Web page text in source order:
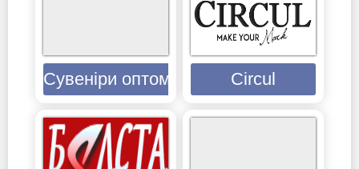
Сувеніри оптом Circul